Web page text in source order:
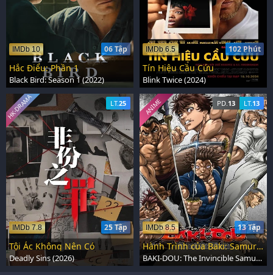
06 Tập
IMDb 10
Hắc Điểu: Phần 1
Black Bird: Season 1 (2022)
102 Phút
IMDb 6.5
Tín Hiệu Cầu Cứu
Blink Twice (2024)
LT.25
25 Tập
IMDb 7.8
HK-DRAMA
Tội Ác Không Nên Có
Deadly Sins (2026)
PD.13 LT.13
13 Tập
IMDb 8.5
ANIME
Hành Trình của Baki: Samurai Bất Bại
BAKI-DOU: The Invincible Samurai (2026)